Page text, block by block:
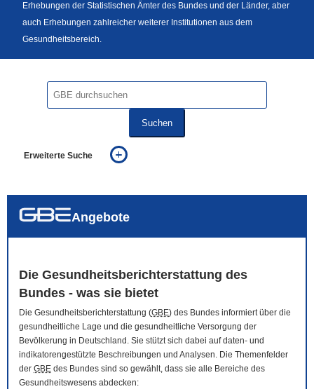
Erhebungen der Statistischen Ämter des Bundes und der Länder, aber
auch Erhebungen zahlreicher weiterer Institutionen aus dem
Gesundheitsbereich.
Suchen
Erweiterte Suche
auch in allen Texten suchen (Volltextsuche)
Angebote
Die Gesundheitsberichterstattung des
Bundes - was sie bietet
Die Gesundheitsberichterstattung (GBE) des Bundes informiert über die
gesundheitliche Lage und die gesundheitliche Versorgung der
Bevölkerung in Deutschland. Sie stützt sich dabei auf daten- und
indikatorengestützte Beschreibungen und Analysen. Die Themenfelder
der GBE des Bundes sind so gewählt, dass sie alle Bereiche des
Gesundheitswesens abdecken: